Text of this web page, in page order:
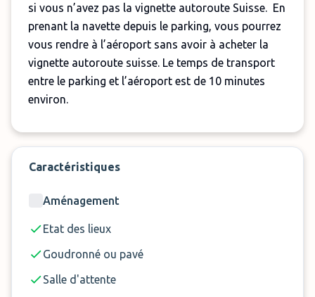
si vous n’avez pas la vignette autoroute Suisse. En
prenant la navette depuis le parking, vous pourrez
vous rendre à l’aéroport sans avoir à acheter la
vignette autoroute suisse. Le temps de transport
entre le parking et l’aéroport est de 10 minutes
environ.
sécurisé et équipé de caméras de vidéo-
surveillance.
Le parking dispose d’une salle d’attente où vous
avant votre départ pour que vous puissiez voyager
dans des conditions optimales.
Le parking est en mesure d’accueillir des véhicules
Caractéristiques
Aménagement
Etat des lieux
Goudronné ou pavé
Salle d'attente